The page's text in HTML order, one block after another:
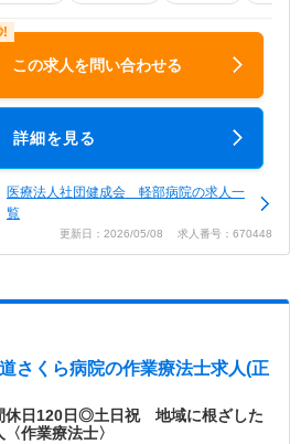
この求人を問い合わせる
詳細を見る
医療法人社団健成会 軽部病院の求人一
覧
更新日：2026/05/08 求人番号：670448
さくら病院の作業療法士求人(正
休日120日◎土日祝 地域に根ざした
作業療法士〉